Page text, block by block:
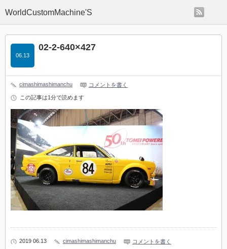
WorldCustomMachine'S
02-2-640×427
06.13
cimashimashimanchu コメントを書く
この記事は1分で読めます
2019 06.13 cimashimashimanchu コメントを書く